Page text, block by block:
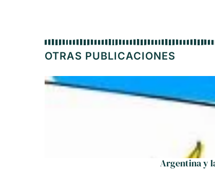
OTRAS PUBLICACIONES
Argentina y